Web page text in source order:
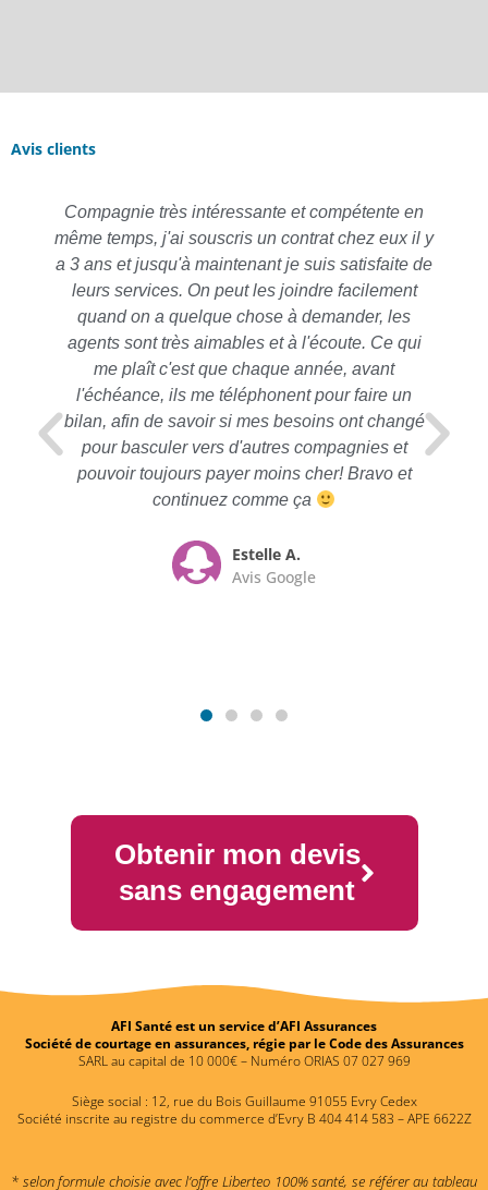
Avis clients
Compagnie très intéressante et compétente en
même temps, j'ai souscris un contrat chez eux il y
a 3 ans et jusqu'à maintenant je suis satisfaite de
leurs services. On peut les joindre facilement
quand on a quelque chose à demander, les
agents sont très aimables et à l'écoute. Ce qui
me plaît c'est que chaque année, avant
l'échéance, ils me téléphonent pour faire un
bilan, afin de savoir si mes besoins ont changé
pour basculer vers d'autres compagnies et
pouvoir toujours payer moins cher! Bravo et
continuez comme ça
Estelle A.
Avis Google
Obtenir mon devis
sans engagement
AFI Santé est un service d’AFI Assurances
Société de courtage en assurances, régie par le Code des Assurances
SARL au capital de 10 000€ – Numéro ORIAS 07 027 969
Siège social : 12, rue du Bois Guillaume 91055 Evry Cedex
Société inscrite au registre du commerce d’Evry B 404 414 583 – APE 6622Z
* selon formule choisie avec l’offre Liberteo 100% santé, se référer au tableau